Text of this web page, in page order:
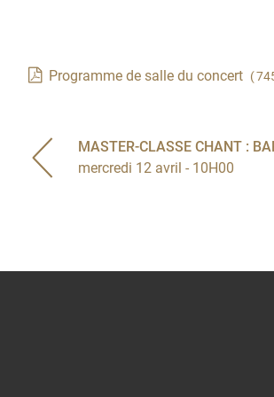
Programme de salle du concert (
MASTER-CLASSE CHANT :
mercredi 12 avril - 10H00